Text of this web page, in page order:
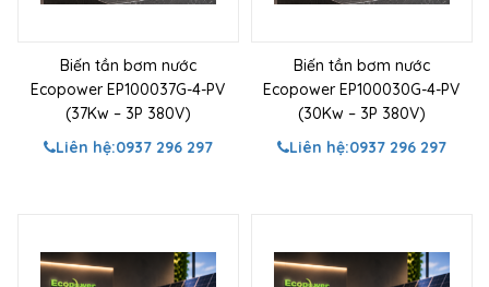
Biến tần bơm nước
Ecopower EP100037G-4-PV
(37Kw – 3P 380V)
Liên hệ:0937 296 297
Biến tần bơm nước
Ecopower EP100030G-4-PV
(30Kw – 3P 380V)
Liên hệ:0937 296 297